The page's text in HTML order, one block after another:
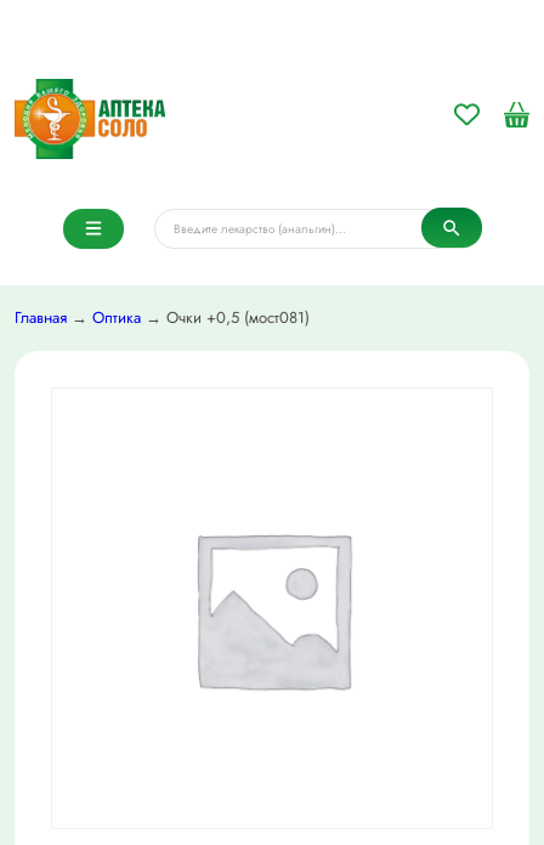
Главная → Оптика → Очки +0,5 (мост081)